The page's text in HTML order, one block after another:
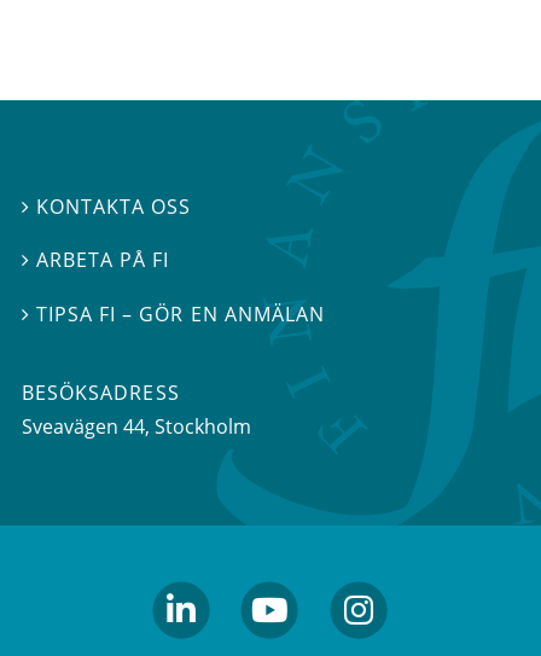
 KONTAKTA OSS
ARBETA PÅ FI
TIPSA FI – GÖR EN ANMÄLAN
BESÖKSADRESS
Sveavägen 44, Stockholm